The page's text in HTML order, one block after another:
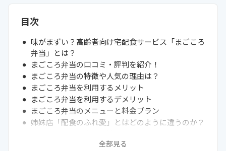
目次
味がまずい？高齢者向け宅配食サービス「まごころ
弁当」とは？
まごころ弁当の口コミ・評判を紹介！
まごころ弁当の特徴や人気の理由は？
まごころ弁当を利用するメリット
まごころ弁当を利用するデメリット
まごころ弁当のメニューと料金プラン
姉妹店「配食のふれ愛」とはどのように違うのか？
その他の気になる点をQ&Aで紹介
全部見る